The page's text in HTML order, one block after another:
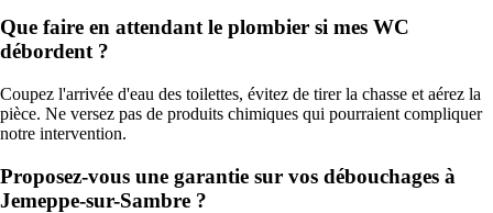
Que faire en attendant le plombier si mes WC
débordent ?
Coupez l'arrivée d'eau des toilettes, évitez de tirer la chasse et aérez la
pièce. Ne versez pas de produits chimiques qui pourraient compliquer
notre intervention.
Proposez-vous une garantie sur vos débouchages à
Jemeppe-sur-Sambre ?